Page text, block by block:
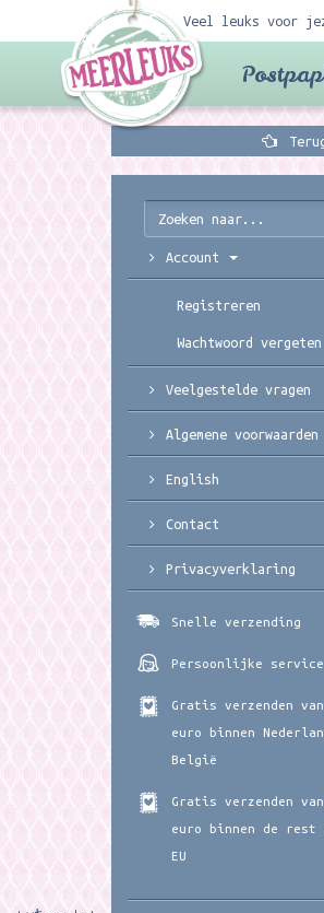
Veel leuks voor
Account
Registreren
Wachtwoord vergeten
Veelgestelde vragen
Algemene voorwaarden
English
Contact
Privacyverklaring
Snelle verzending
Persoonlijke service
Gratis verzenden
euro binnen
België
Gratis verzenden
euro binnen de rest
EU